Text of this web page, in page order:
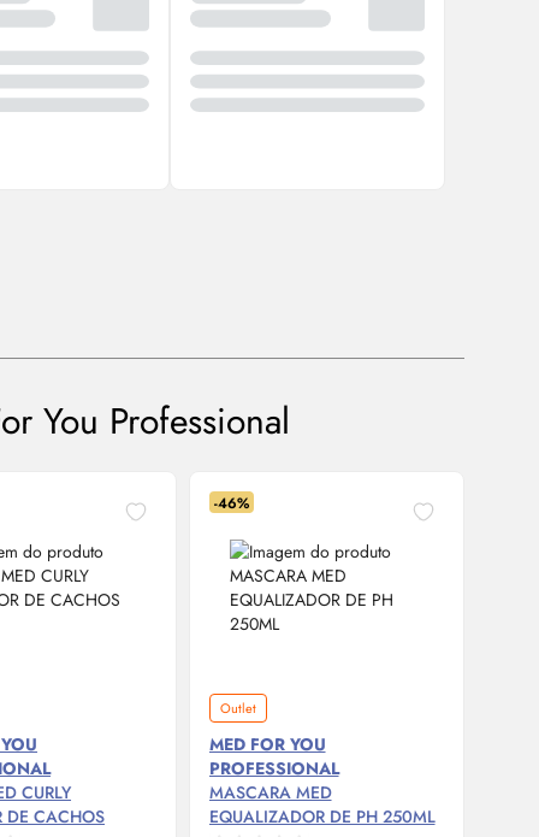
You Professional
CURLY
DE CACHOS
-46%
Outlet
MED FOR YOU
PROFESSIONAL
MASCARA MED
EQUALIZADOR DE PH 250ML